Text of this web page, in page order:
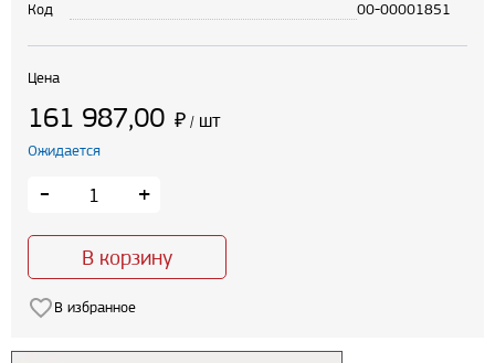
Код
00-00001851
Цена
161 987,00 ₽ / шт
Ожидается
- +
В корзину
В избранное